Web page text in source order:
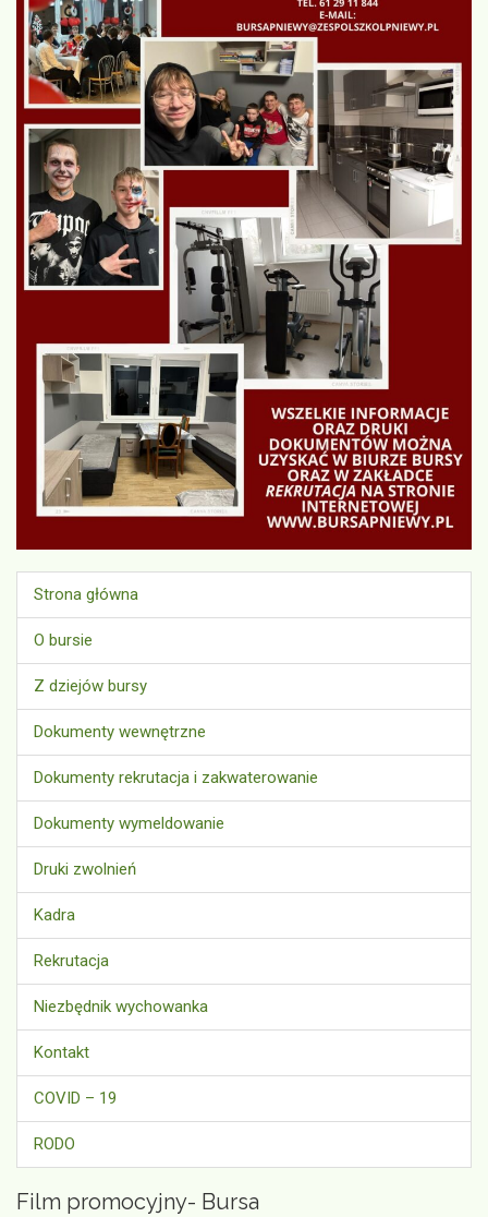
Strona główna
O bursie
Z dziejów bursy
Dokumenty wewnętrzne
Dokumenty rekrutacja i zakwaterowanie
Dokumenty wymeldowanie
Druki zwolnień
Kadra
Rekrutacja
Niezbędnik wychowanka
Kontakt
COVID – 19
RODO
Film promocyjny- Bursa